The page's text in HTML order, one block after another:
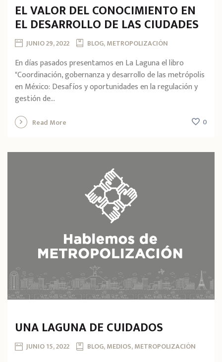
EL VALOR DEL CONOCIMIENTO EN
EL DESARROLLO DE LAS CIUDADES
JUNIO 29, 2022 BLOG, METROPOLIZACIÓN
En días pasados presentamos en La Laguna el libro
"Coordinación, gobernanza y desarrollo de las metrópolis
en México: Desafíos y oportunidades en la regulación y
gestión de...
Read More 0
UNA LAGUNA DE CUIDADOS
JUNIO 15, 2022 BLOG, MEDIOS, METROPOLIZACIÓN